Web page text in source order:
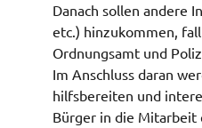
Danach sollen andere
etc.) hinzukommen,
Ordnungsamt und
Im Anschluss daran
hilfsbereiten und
Bürger in die Mitarbeit